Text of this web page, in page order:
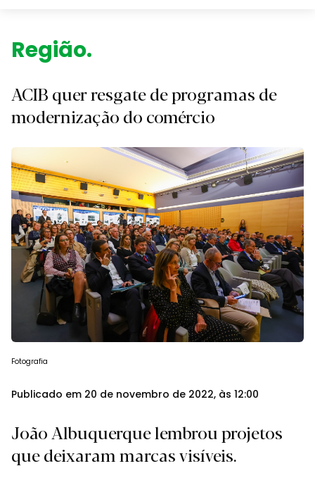
Região.
ACIB quer resgate de programas de
modernização do comércio
Fotografia
Publicado em 20 de novembro de 2022, às 12:00
João Albuquerque lembrou projetos
que deixaram marcas visíveis.